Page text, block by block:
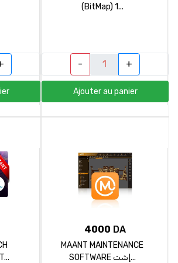
(BitMap) 1...
- +
Ajouter au panier
4000 DA
MAANT MAINTENANCE
SOFTWARE إشت...